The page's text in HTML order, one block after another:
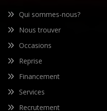
Qui sommes-nous?
Nous trouver
Occasions
Reprise
Financement
Services
Recrutement